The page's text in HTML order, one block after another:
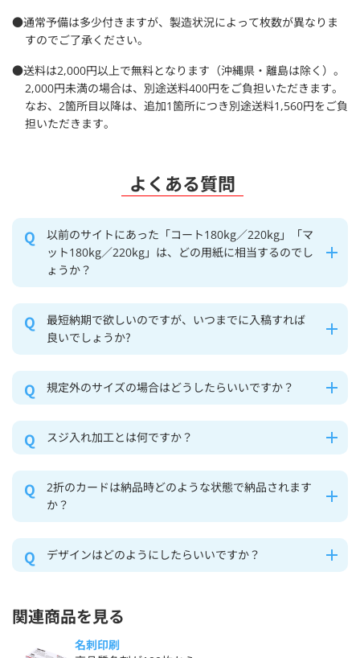
●通常予備は多少付きますが、製造状況によって枚数が異なりま
すのでご了承ください。
●送料は2,000円以上で無料となります（沖縄県・離島は除く）。
2,000円未満の場合は、別途送料400円をご負担いただきます。
なお、2箇所目以降は、追加1箇所につき別途送料1,560円をご負
担いただきます。
よくある質問
以前のサイトにあった「コート180kg／220kg」「マ
ット180kg／220kg」は、どの用紙に相当するのでし
ょうか？
最短納期で欲しいのですが、いつまでに入稿すれば
良いでしょうか?
規定外のサイズの場合はどうしたらいいですか？
スジ入れ加工とは何ですか？
2折のカードは納品時どのような状態で納品されます
か？
デザインはどのようにしたらいいですか？
関連商品を見る
名刺印刷